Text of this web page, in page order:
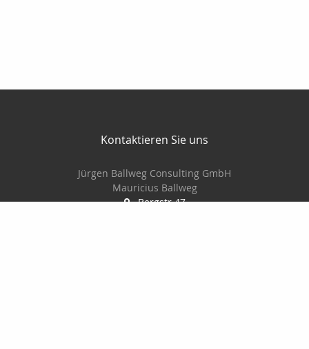
Kontaktieren Sie uns
Jürgen Ballweg Consulting GmbH
Mauricius Ballweg
Bergstr.47